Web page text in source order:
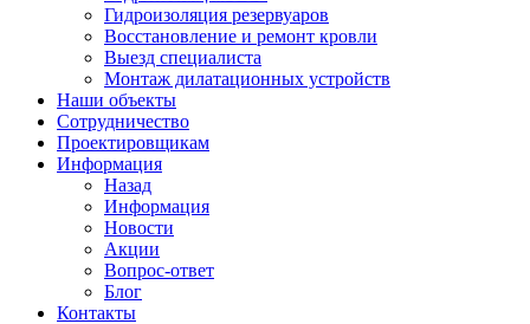
Гидроизоляция резервуаров
Восстановление и ремонт кровли
Выезд специалиста
Монтаж дилатационных устройств
Наши объекты
Сотрудничество
Проектировщикам
Информация
Назад
Информация
Новости
Акции
Вопрос-ответ
Блог
Контакты